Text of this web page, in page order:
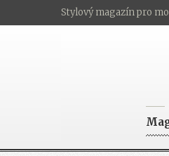
Stylový magazín pro